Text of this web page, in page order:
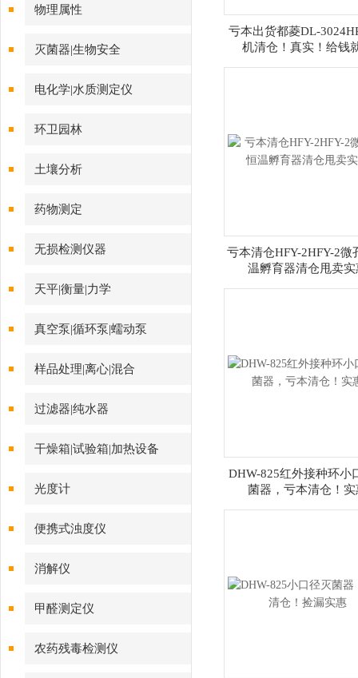
物理属性
灭菌器|生物安全
电化学|水质测定仪
环卫园林
土壤分析
药物测定
无损检测仪器
天平|衡量|力学
真空泵|循环泵|蠕动泵
样品处理|离心|混合
过滤器|纯水器
干燥箱|试验箱|加热设备
光度计
便携式浊度仪
消解仪
甲醛测定仪
农药残毒检测仪
亏本出货都菱DL-
机清仓！真实！给钱
亏本清仓HFY-2HFY-2微
温孵育器清仓甩卖实
DHW-825红外接种环小
菌器，亏本清仓！实